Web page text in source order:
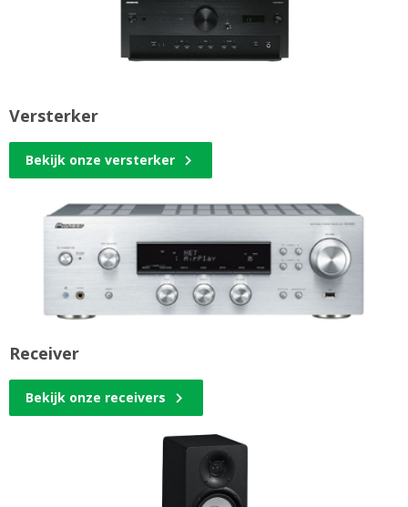
Versterker
Bekijk onze versterker
Receiver
Bekijk onze receivers